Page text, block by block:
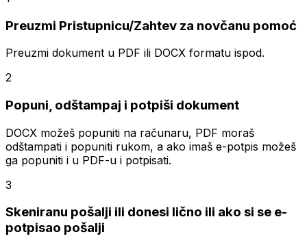
Preuzmi Pristupnicu/Zahtev za novčanu pomoć
Preuzmi dokument u PDF ili DOCX formatu ispod.
2
Popuni, odštampaj i potpiši dokument
DOCX možeš popuniti na računaru, PDF moraš
odštampati i popuniti rukom, a ako imaš e-potpis možeš
ga popuniti i u PDF-u i potpisati.
3
Skeniranu pošalji ili donesi lično ili ako si se e-
potpisao pošalji